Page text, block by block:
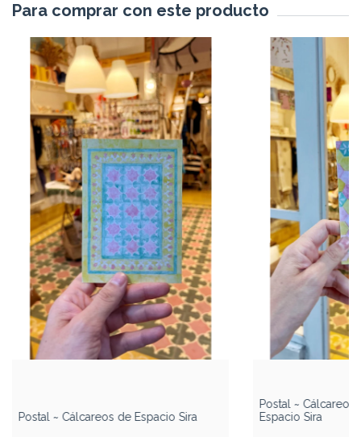
Para comprar con este producto
Postal ~ Cálcareos de Espacio Sira
Postal ~ Cálcareos
Espacio Sira